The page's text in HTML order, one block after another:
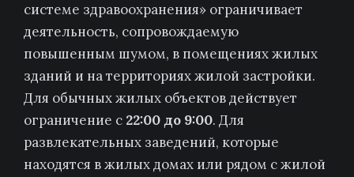
системе здравоохранения» ограничивает
деятельность, сопровождаемую
повышенным шумом, в помещениях жилых
зданий и на территориях жилой застройки.
Для обычных жилых объектов действует
ограничение с 22:00 до 9:00. Для
развлекательных заведений, которые
находятся в жилых домах или рядом с жилой